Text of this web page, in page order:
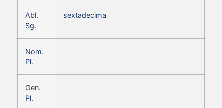
Abl.
Sg.
sextadecima
Nom.
Pl.
Gen.
Pl.